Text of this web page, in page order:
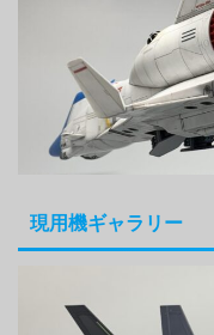
現用機ギャラリー